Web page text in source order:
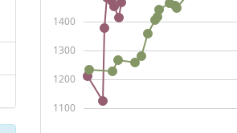
1100
1200
1300
1400